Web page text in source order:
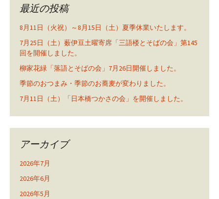
最近の投稿
8月11日（火祝）～8月15日（土）夏季休業いたします。
7月25日（土）薮伊豆土曜寄席「三語楼とそばの会」第145
回を開催しました。
柳家花緑「落語とそばの会」7月26日開催しました。
季節のおつまみ・季節のお蕎麦が変わりました。
7月11日（土）「日本橋つかさの会」を開催しました。
アーカイブ
2026年7月
2026年6月
2026年5月